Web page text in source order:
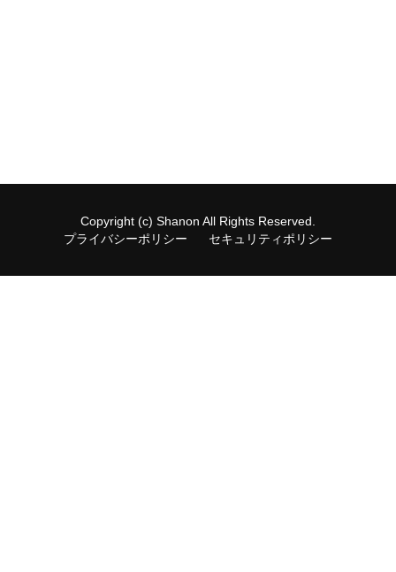
Copyright (c) Shanon All Rights Reserved.
プライバシーポリシー
セキュリティポリシー